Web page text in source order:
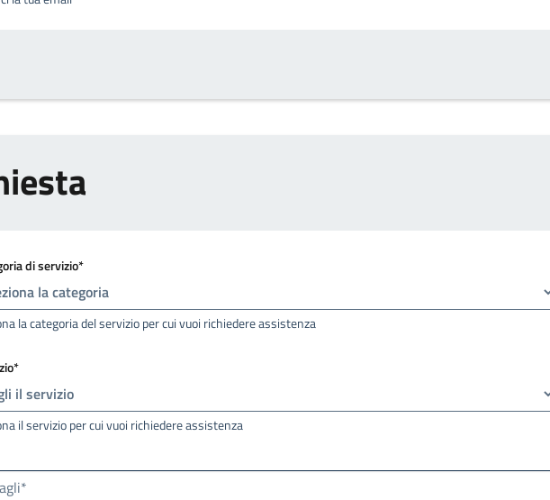
di servizio*
la categoria del servizio per cui vuoi richiedere assistenza
il servizio per cui vuoi richiedere assistenza